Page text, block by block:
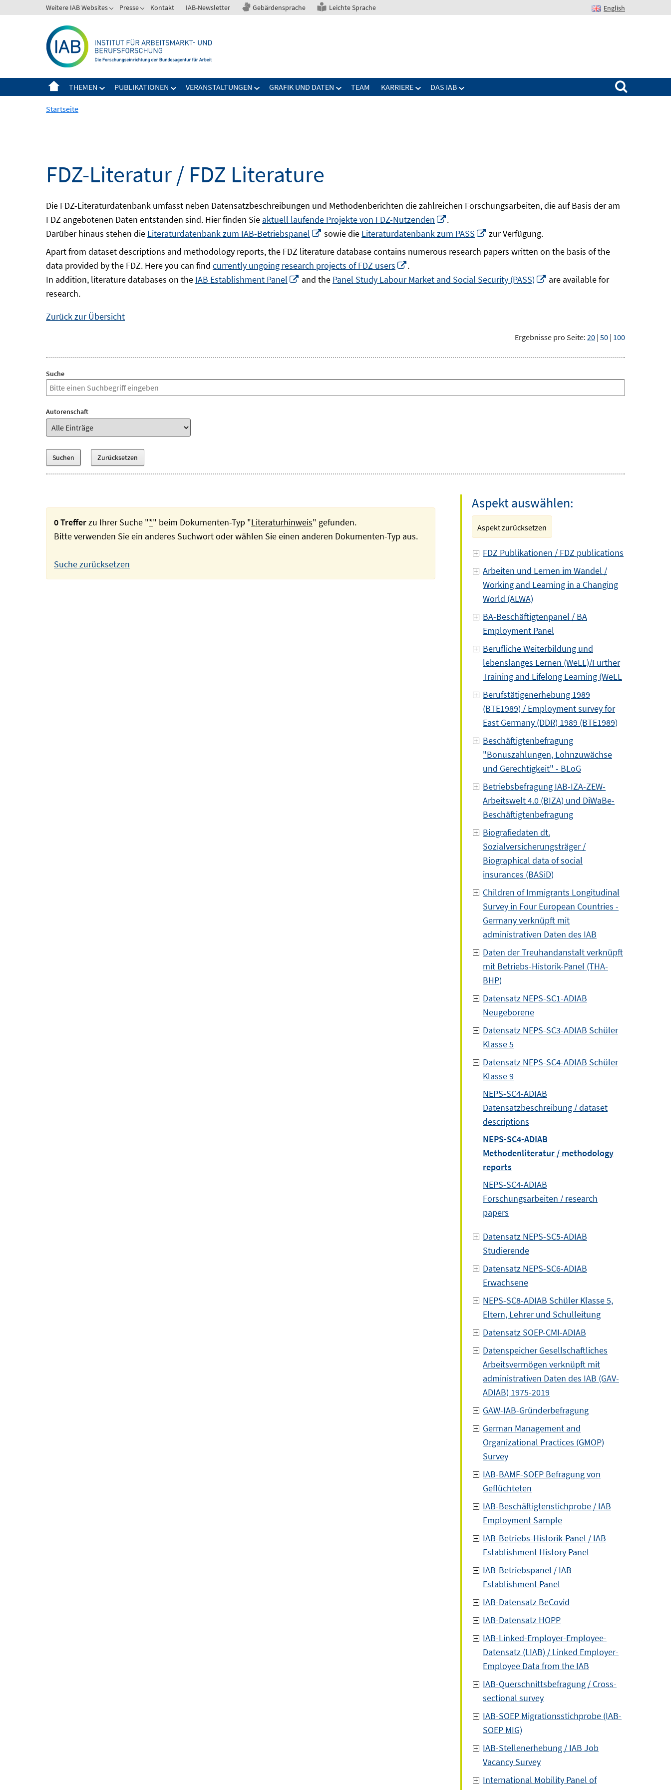
zum
Weitere IAB Websites Presse Kontakt IAB-Newsletter Gebärdensprache Leichte Sprache English
THEMEN PUBLIKATIONEN VERANSTALTUNGEN GRAFIK UND DATEN TEAM KARRIERE DAS IAB
Suchen nach:
Startseite
FDZ-Literatur / FDZ Literature
Die FDZ-Literaturdatenbank umfasst neben Datensatzbeschreibungen und Methodenberichten die zahlreichen Forschungsarbeiten, die auf Basis der am
FDZ angebotenen Daten entstanden sind. Hier finden Sie aktuell laufende Projekte von FDZ-Nutzenden
In
neuem
.
Darüber hinaus stehen die Literaturdatenbank zum IAB-Betriebspanel
In
neuem
Fenster
öffnen
sowie die Literaturdatenbank zum PASS
In
öffnen
zur Verfügung.
Apart from dataset descriptions and methodology reports, the FDZ literature database contains numerous research papers written on the basis of the
data provided by the FDZ. Here you can find currently ungoing research projects of FDZ users
In
neuem
.
In addition, literature databases on the IAB Establishment Panel
In
and the Panel Study Labour Market and Social Security (PASS)
In
are available for
research.
Zurück zur Übersicht
Ergebnisse pro Seite: 20 | 50 | 100
Suche
Autorenschaft
0 Trefferzu Ihrer Suche "*" beim Dokumenten-Typ "Literaturhinweis" gefunden.
Bitte verwenden Sie ein anderes Suchwort oder wählen Sie einen anderen Dokumenten-Typ aus.
Suche zurücksetzen
Aspekt auswählen:
Aspekt zurücksetzen
FDZ Publikationen / FDZ publications
Arbeiten und Lernen im Wandel /
Working and Learning in a Changing
World (ALWA)
BA-Beschäftigtenpanel / BA
Employment Panel
Berufliche Weiterbildung und
lebenslanges Lernen (WeLL)/Further
Training and Lifelong Learning (WeLL
Berufstätigenerhebung 1989
(BTE1989) / Employment survey for
East Germany (DDR) 1989 (BTE1989)
Beschäftigtenbefragung
"Bonuszahlungen, Lohnzuwächse
und Gerechtigkeit" - BLoG
Betriebsbefragung IAB-IZA-ZEW-
Arbeitswelt 4.0 (BIZA) und DiWaBe-
Beschäftigtenbefragung
Biografiedaten dt.
Sozialversicherungsträger /
Biographical data of social
insurances (BASiD)
Children of Immigrants Longitudinal
Survey in Four European Countries -
Germany verknüpft mit
administrativen Daten des IAB
Daten der Treuhandanstalt verknüpft
mit Betriebs-Historik-Panel (THA-
BHP)
Datensatz NEPS-SC1-ADIAB
Neugeborene
Datensatz NEPS-SC3-ADIAB Schüler
Klasse 5
Datensatz NEPS-SC4-ADIAB Schüler
Klasse 9
NEPS-SC4-ADIAB
Datensatzbeschreibung / dataset
descriptions
NEPS-SC4-ADIAB
Methodenliteratur / methodology
reports
NEPS-SC4-ADIAB
Forschungsarbeiten / research
papers
Datensatz NEPS-SC5-ADIAB
Studierende
Datensatz NEPS-SC6-ADIAB
Erwachsene
NEPS-SC8-ADIAB Schüler Klasse 5,
Eltern, Lehrer und Schulleitung
Datensatz SOEP-CMI-ADIAB
Datenspeicher Gesellschaftliches
Arbeitsvermögen verknüpft mit
administrativen Daten des IAB (GAV-
ADIAB) 1975-2019
GAW-IAB-Gründerbefragung
German Management and
Organizational Practices (GMOP)
Survey
IAB-BAMF-SOEP Befragung von
Geflüchteten
IAB-Beschäftigtenstichprobe / IAB
Employment Sample
IAB-Betriebs-Historik-Panel / IAB
Establishment History Panel
IAB-Betriebspanel / IAB
Establishment Panel
IAB-Datensatz BeCovid
IAB-Datensatz HOPP
IAB-Linked-Employer-Employee-
Datensatz (LIAB) / Linked Employer-
Employee Data from the IAB
IAB-Querschnittsbefragung / Cross-
sectional survey
IAB-SOEP Migrationsstichprobe (IAB-
SOEP MIG)
IAB-Stellenerhebung / IAB Job
Vacancy Survey
International Mobility Panel of